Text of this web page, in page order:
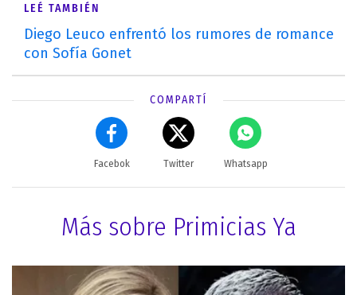
LEÉ TAMBIÉN
Diego Leuco enfrentó los rumores de romance
con Sofía Gonet
COMPARTÍ
Facebok Twitter Whatsapp
Más sobre Primicias Ya